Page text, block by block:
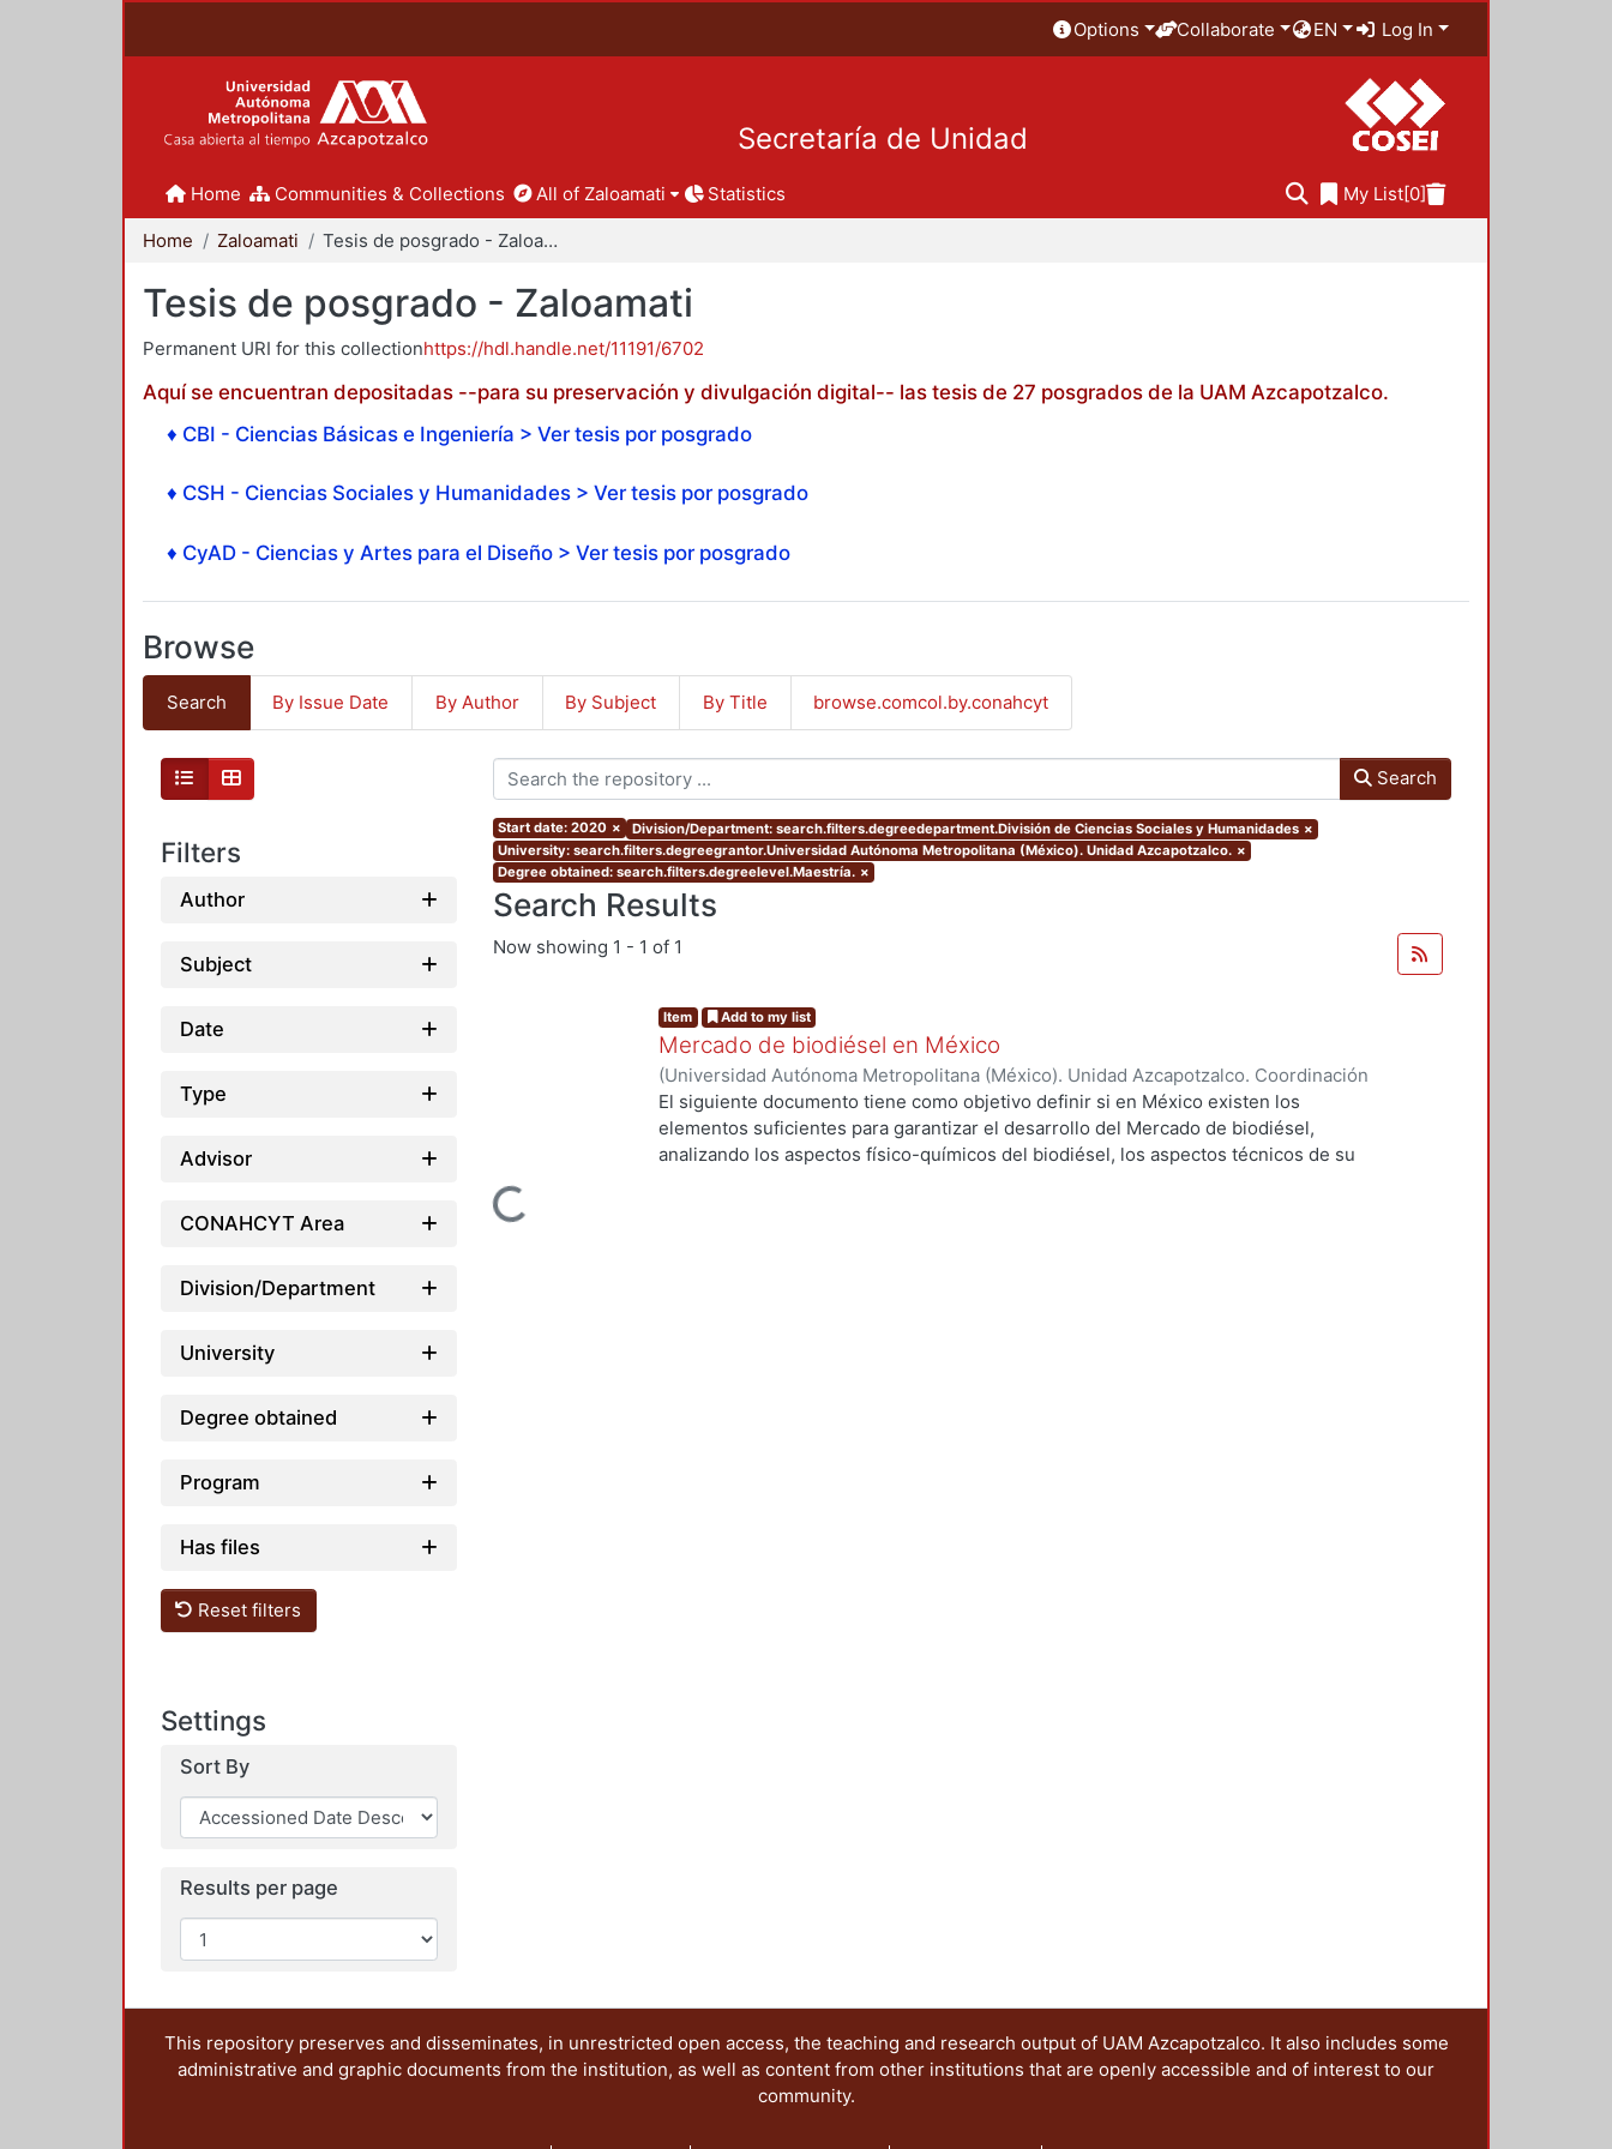
Options Collaborate EN Log In
Secretaría de Unidad
Home Communities & Collections All of Zaloamati Statistics My List[0]
Home Zaloamati Tesis de posgrado - Zaloamati
Tesis de posgrado - Zaloamati
Permanent URI for this collectionhttps://hdl.handle.net/11191/6702
Aquí se encuentran depositadas --para su preservación y divulgación digital-- las tesis de 27 posgrados de la UAM Azcapotzalco.
♦ CBI - Ciencias Básicas e Ingeniería > Ver tesis por posgrado
♦ CSH - Ciencias Sociales y Humanidades > Ver tesis por posgrado
♦ CyAD - Ciencias y Artes para el Diseño > Ver tesis por posgrado
Browse
Search By Issue Date By Author By Subject By Title browse.comcol.by.conahcyt
Filters
Author
Subject
Date
Type
Advisor
CONAHCYT Area
Division/Department
University
Degree obtained
Program
Has files
Reset filters
Settings
Sort By
Results per page
Search
Start date: 2020 × Division/Department: search.filters.degreedepartment.División de Ciencias Sociales y Humanidades ×
University: search.filters.degreegrantor.Universidad Autónoma Metropolitana (México). Unidad Azcapotzalco. ×
Degree obtained: search.filters.degreelevel.Maestría. ×
Search Results
Now showing 1 - 1 of 1
Loading...
Item Add to my list
Mercado de biodiésel en México
(Universidad Autónoma Metropolitana (México). Unidad Azcapotzalco. Coordinación
de Servicios de Información., 2020-03-13)Alva Caudillo, Guillermo
El siguiente documento tiene como objetivo definir si en México existen los
elementos suficientes para garantizar el desarrollo del Mercado de biodiésel,
analizando los aspectos físico-químicos del biodiésel, los aspectos técnicos de su
This repository preserves and disseminates, in unrestricted open access, the teaching and research output of UAM Azcapotzalco. It also includes some
administrative and graphic documents from the institution, as well as content from other institutions that are openly accessible and of interest to our
community.